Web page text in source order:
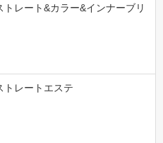
トレート&カラー&インナーブリ
トレートエステ